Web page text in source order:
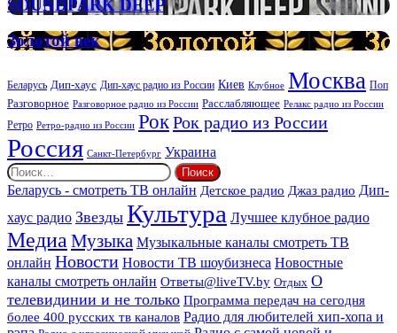
ритуальных
DEEP
SOUNDPARK DEEP
Золотой
век
Золотой век
Беларусь Дип-хаус Дип-хаус радио из России Киев Клубное Москва Поп
Разговорное Разговорное радио из России Расслабляющее Релакс радио из России
Ретро Ретро-радио из России РокРок радио из России
Россия Санкт-Петербург Украина
Найти:
Беларусь - смотреть ТВ онлайн Детское радио Джаз радио Дип-
хаус радио Звезды Культура Лучшее клубное радио
Медиа Музыка Музыкальные каналы смотреть ТВ
онлайн Новости Новости ТВ шоубизнеса Новостные
каналы смотреть онлайн Ответы@liveTV.by Отдых О
телевидинии и не только Программа передач на сегодня
более 400 русских тв каналов Радио для любителей хип-хопа и